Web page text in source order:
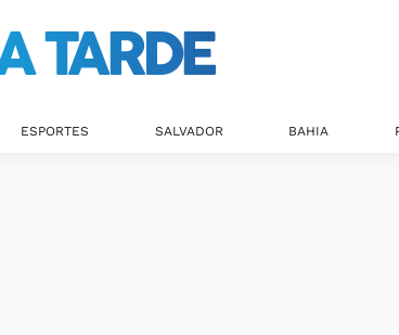
ESPORTES SALVADOR BAHIA